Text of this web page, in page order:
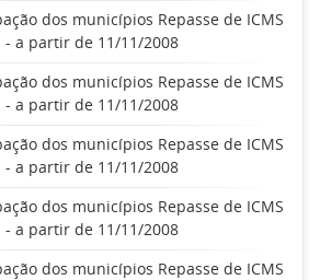
dos municípios Repasse de ICMS
- a partir de 11/11/2008
dos municípios Repasse de ICMS
- a partir de 11/11/2008
dos municípios Repasse de ICMS
- a partir de 11/11/2008
dos municípios Repasse de ICMS
- a partir de 11/11/2008
dos municípios Repasse de ICMS